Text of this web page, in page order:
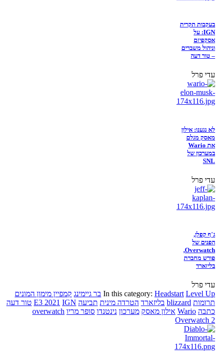
בעקבות תקרית
IGN: על
אסקפיזם
וניהול משברים
– טור דעה
עדי פרל
לא נגענו: אילון
מאסק מגלם
את Wario
במערכון של
SNL
עדי פרל
ג'ף קפלן,
הפנים של
Overwatch,
פורש מחברת
בליזארד
עדי פרל
In this category: Headstart Level Up בר גיימינג קמפיין מימון המונים
תרומות blizzard בליזארד הטרדה מינית תביעה E3 2021 IGN
טור דעה
כתבה Wario אילון מאסק מערכון נינטנדו סופר מריו overwatch
Overwatch 2